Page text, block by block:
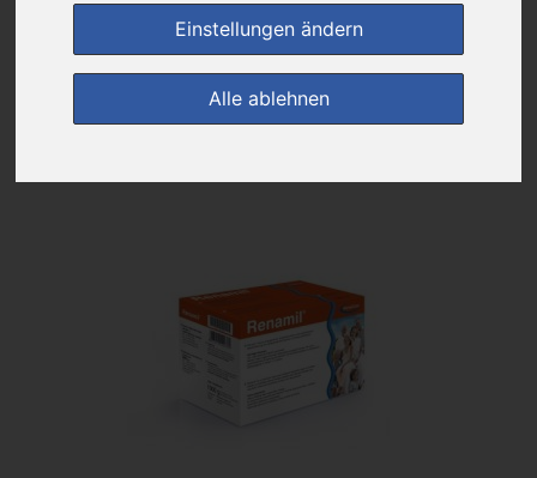
Einstellungen ändern
Alle ablehnen
im Shop bestellen
zur Einkaufsliste